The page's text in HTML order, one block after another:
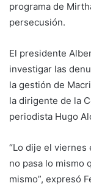
programa de
persecusión.
El presidente
investigar las
la gestión de
la dirigente de la
periodista Hugo
“Lo dije el viernes
no pasa lo mismo
mismo”, expresó